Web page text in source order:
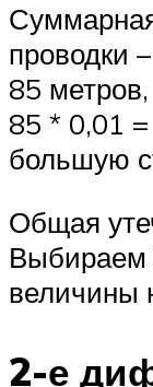
проводки
85 метров,
85 * 0,01
большую
Общая
Выбираем
величины
2-е